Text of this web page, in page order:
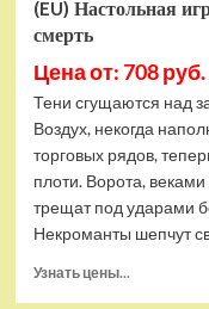
(EU) Настольная
смерть
Цена от: 708 руб.
Тени сгущаются над
Воздух, некогда
торговых рядов,
плоти. Ворота,
трещат под ударами
Некроманты шепчут
Узнать цены...